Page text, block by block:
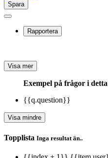
Spara
Rapportera
Visa mer
Exempel på frågor i
{{q.question}}
Visa mindre
Topplista Inga resultat än..